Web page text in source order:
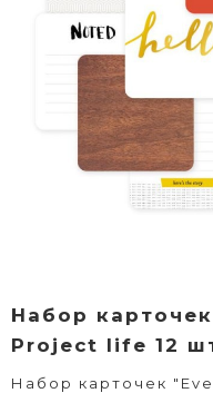
Набор
Project life 12
Набор карточек